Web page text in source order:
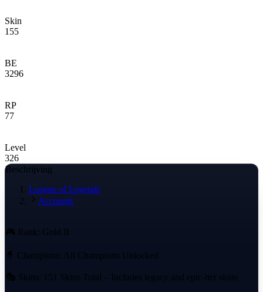
Skin
155
BE
3296
RP
77
Level
326
Beschrijving
League of Legends
Accounts
🎮 Rank: Gold II
🧙 Champions: All Champions Unlocked
🎭 Skins: 151 Skins Total – Includes legacy and epic-tier skins